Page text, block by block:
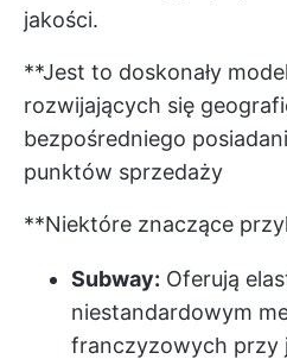
jakości.
**Jest to doskonały
rozwijających się
bezpośredniego
punktów sprzedaży
**Niektóre znaczące
Subway: Oferują
niestandardowym
franczyzowych przy